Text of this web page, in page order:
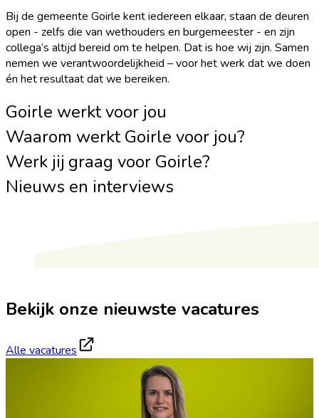
Bij de gemeente Goirle kent iedereen elkaar, staan de deuren
open - zelfs die van wethouders en burgemeester - en zijn
collega’s altijd bereid om te helpen. Dat is hoe wij zijn. Samen
nemen we verantwoordelijkheid – voor het werk dat we doen
én het resultaat dat we bereiken.
Goirle werkt voor jou
Waarom werkt Goirle voor jou?
Werk jij graag voor Goirle?
Nieuws en interviews
Bekijk onze nieuwste vacatures
Alle vacatures